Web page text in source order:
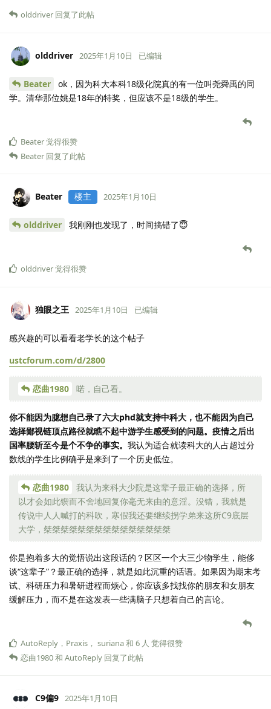
olddriver 回复了此帖
olddriver 2025年1月10日 已编辑
Beater
ok，因为科大本科18级化院真的有一位叫尧舜禹的同
学。清华那位姚是18年的特奖，但应该不是18级的学生。
Beater觉得很赞
Beater 回复了此帖
Beater 楼主 2025年1月10日
olddriver 我刚刚也发现了，时间搞错了😇
olddriver觉得很赞
独眼之王 2025年1月10日 已编辑
感兴趣的可以看看老学长的这个帖子
ustcforum.com/d/2800
恋曲1980 喏，自己看。
你不能因为臆想自己录了六大phd就支持中科大，也不能因为自己
选择鄙视链顶点路径就瞧不起中游学生感受到的问题。疫情之后出
国率腰斩至今是个不争的事实。 我认为适合就读科大的人占超过分
数线的学生比例确乎是来到了一个历史低位。
恋曲1980
我认为来科大少院是这辈子最正确的选择，所
以才会如此锲而不舍地回复你毫无来由的意淫。没错，我就是
传说中人人喊打的科吹，寒假我还要继续拐学弟来这所C9底层
大学，桀桀桀桀桀桀桀桀桀桀桀桀桀桀桀
你是抱着多大的觉悟说出这段话的？区区一个大三少物学生，能侈
谈“这辈子”？最正确的选择，就是如此沉重的话语。如果因为期末考
试、科研压力和暑研进程而烦心，你应该多找找你的朋友和女朋友
缓解压力，而不是在这发表一些满脑子只想着自己的言论。
AutoReply ， Praxis ， suriana和 6 人 觉得很赞
恋曲1980和 AutoReply 回复了此帖
C9偏9 2025年1月10日